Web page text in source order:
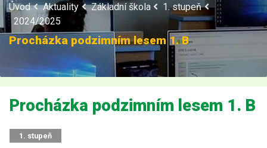
Úvod Aktuality Základní škola
1. stupeň
2024/2025
Procházka podzimním lesem 1. B
Procházka podzimním lesem 1. B
1. stupeň